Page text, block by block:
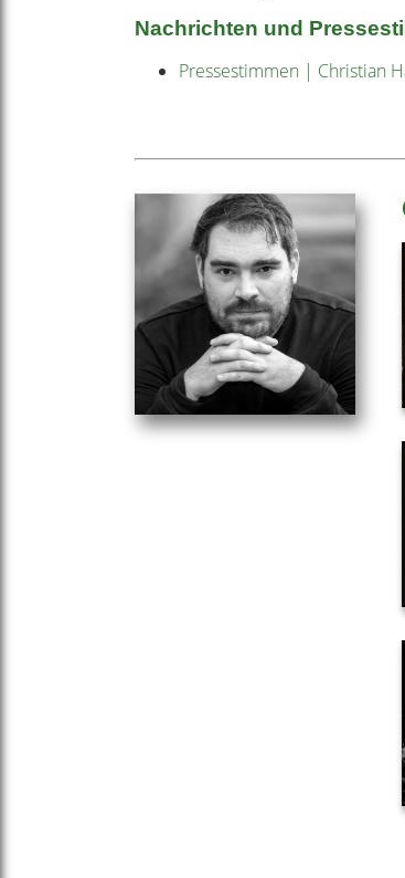
Nachrichten und
Pressestimmen | Christian